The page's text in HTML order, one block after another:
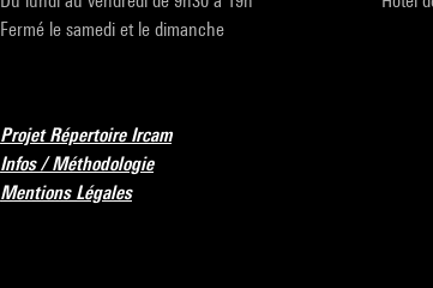
Fermé le samedi et le dimanche
Projet Répertoire Ircam
Infos / Méthodologie
Mentions Légales